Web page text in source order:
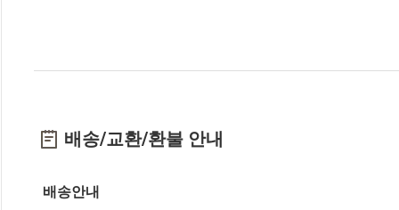
배송/교환/환불 안내
배송안내